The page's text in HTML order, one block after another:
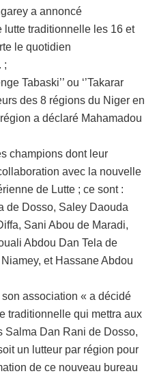
a annoncé
lutte traditionnelle les 16 et
le quotidien
;
Tabaski’’ ou ‘’Takarar
des 8 régions du Niger en
a déclaré Mahamadou
champions dont leur
avec la nouvelle
de Lutte ; ce sont :
de Dosso, Saley Daouda
Sani Abou de Maradi,
Abdou Dan Tela de
et Hassane Abdou
association « a décidé
traditionnelle qui mettra aux
Salma Dan Rani de Dosso,
un lutteur par région pour
de ce nouveau bureau